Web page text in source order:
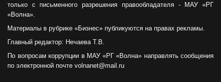
только с письменного разрешения правообладателя - МАУ «РГ
«Волна».
Материалы в рубрике «Бизнес» публикуются на правах рекламы.
Главный редактор: Нечаева Т.В.
По вопросам коррупции в МАУ «РГ «Волна» направлять сообщения
по электронной почте volnanet@mail.ru